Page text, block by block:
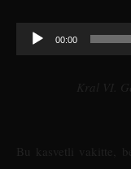
oynatıcı
00:00
Kral VI.
Bu kasvetli vakitte,